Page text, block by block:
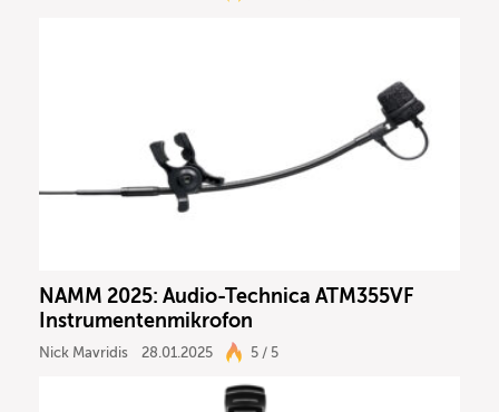
NAMM 2025: Audio-Technica ATM355VF
Instrumentenmikrofon
Nick Mavridis 28.01.2025 5 / 5